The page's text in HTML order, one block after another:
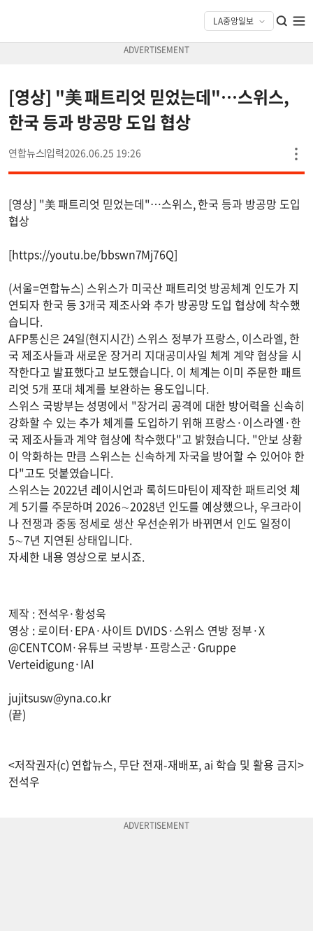
[영상] "美 패트리엇 믿었는데"…스위스,
한국 등과 방공망 도입 협상
연합뉴스 2026.06.25 19:26
[영상] "美 패트리엇 믿었는데"…스위스, 한국 등과 방공망 도입
협상
[https://youtu.be/bbswn7Mj76Q]
(서울=연합뉴스) 스위스가 미국산 패트리엇 방공체계 인도가 지
연되자 한국 등 3개국 제조사와 추가 방공망 도입 협상에 착수했
습니다.
AFP통신은 24일(현지시간) 스위스 정부가 프랑스, 이스라엘, 한
국 제조사들과 새로운 장거리 지대공미사일 체계 계약 협상을 시
작한다고 발표했다고 보도했습니다. 이 체계는 이미 주문한 패트
리엇 5개 포대 체계를 보완하는 용도입니다.
스위스 국방부는 성명에서 "장거리 공격에 대한 방어력을 신속히
강화할 수 있는 추가 체계를 도입하기 위해 프랑스·이스라엘·한
국 제조사들과 계약 협상에 착수했다"고 밝혔습니다. "안보 상황
이 악화하는 만큼 스위스는 신속하게 자국을 방어할 수 있어야 한
다"고도 덧붙였습니다.
스위스는 2022년 레이시언과 록히드마틴이 제작한 패트리엇 체
계 5기를 주문하며 2026∼2028년 인도를 예상했으나, 우크라이
나 전쟁과 중동 정세로 생산 우선순위가 바뀌면서 인도 일정이
5∼7년 지연된 상태입니다.
자세한 내용 영상으로 보시죠.
제작 : 전석우·황성욱
영상 : 로이터·EPA·사이트 DVIDS·스위스 연방 정부·X
@CENTCOM·유튜브 국방부·프랑스군·Gruppe
Verteidigung·IAI
jujitsusw@yna.co.kr
(끝)
<저작권자(c) 연합뉴스, 무단 전재-재배포, ai 학습 및 활용 금지>
전석우